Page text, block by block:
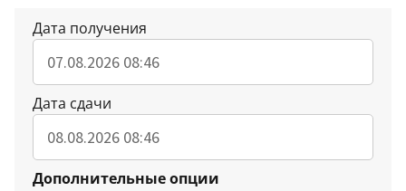
Дата получения
Дата сдачи
Дополнительные опции